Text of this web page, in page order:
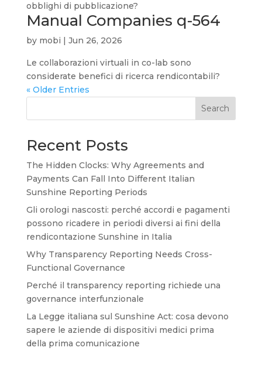
obblighi di pubblicazione?
Manual Companies q-564
by mobi | Jun 26, 2026
Le collaborazioni virtuali in co-lab sono
considerate benefici di ricerca rendicontabili?
« Older Entries
Search
Recent Posts
The Hidden Clocks: Why Agreements and
Payments Can Fall Into Different Italian
Sunshine Reporting Periods
Gli orologi nascosti: perché accordi e pagamenti
possono ricadere in periodi diversi ai fini della
rendicontazione Sunshine in Italia
Why Transparency Reporting Needs Cross-
Functional Governance
Perché il transparency reporting richiede una
governance interfunzionale
La Legge italiana sul Sunshine Act: cosa devono
sapere le aziende di dispositivi medici prima
della prima comunicazione